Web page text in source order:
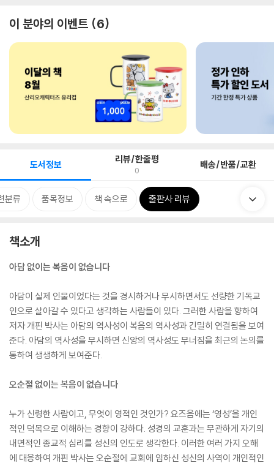
이 분야의 이벤트 6
도서정보 리뷰/한줄평
0 배송/반품/교환
분류 품목정보 책 속으로 출판사 리뷰
책소개
아담 없이는 복음이 없습니다
아담이 실제 인물이었다는 것을 경시하거나 무시하면서도 선량한 기독교
인으로 살아갈 수 있다고 생각하는 사람들이 있다. 그러한 사람을 향하여
저자 개핀 박사는 아담의 역사성이 복음의 역사성과 긴밀히 연결됨을 보여
준다. 아담의 역사성을 무시하면 신앙의 역사성도 무너짐을 최근의 논의를
통하여 생생하게 보여준다.
오순절 없이는 복음이 없습니다
누가 신령한 사람이고, 무엇이 영적인 것인가? 요즈음에는 ‘영성’을 개인
적인 덕목으로 이해하는 경향이 강하다. 성경의 교훈과는 무관하게 자기의
내면적인 종교적 심리를 성신의 인도로 생각한다. 이러한 여러 가지 오해
에 대응하여 개핀 박사는 오순절에 교회에 임하신 성신의 사역이 개인적인